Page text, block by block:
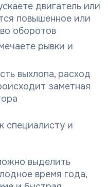
двигатель или
повышенное или
оборотов
рывки и
выхлопа, расход
заметная
специалисту и
выделить
время года,